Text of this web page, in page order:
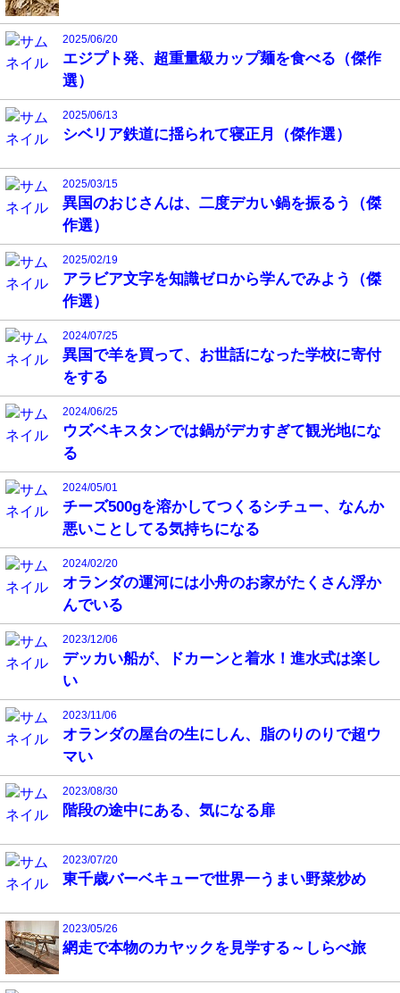
2025/06/20
エジプト発、超重量級カップ麺を食べる（傑作
選）
2025/06/13
シベリア鉄道に揺られて寝正月（傑作選）
2025/03/15
異国のおじさんは、二度デカい鍋を振るう（傑
作選）
2025/02/19
アラビア文字を知識ゼロから学んでみよう（傑
作選）
2024/07/25
異国で羊を買って、お世話になった学校に寄付
をする
2024/06/25
ウズベキスタンでは鍋がデカすぎて観光地にな
る
2024/05/01
チーズ500gを溶かしてつくるシチュー、なんか
悪いことしてる気持ちになる
2024/02/20
オランダの運河には小舟のお家がたくさん浮か
んでいる
2023/12/06
デッカい船が、ドカーンと着水！進水式は楽し
い
2023/11/06
オランダの屋台の生にしん、脂のりのりで超ウ
マい
2023/08/30
階段の途中にある、気になる扉
2023/07/20
東千歳バーベキューで世界一うまい野菜炒め
2023/05/26
網走で本物のカヤックを見学する～しらべ旅